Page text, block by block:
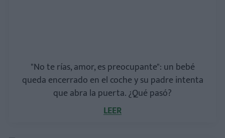
"No te rías, amor, es preocupante": un bebé
queda encerrado en el coche y su padre intenta
que abra la puerta. ¿Qué pasó?
LEER